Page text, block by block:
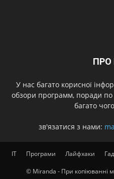
ПРО
У нас багато корисної
обзори программ, поради
багато
зв'язатися з нами:
IT Програми Лайфхаки
© Miranda - При копіюванні